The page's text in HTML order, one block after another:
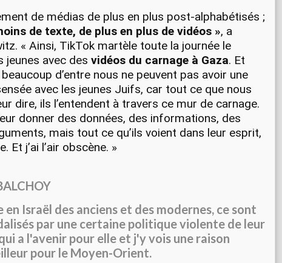
de médias de plus en plus post-alphabétisés ;
de texte, de plus en plus de vidéos », a
« Ainsi, TikTok martèle toute la journée le
jeunes avec des vidéos du carnage à Gaza. Et
d’entre nous ne peuvent pas avoir une
avec les jeunes Juifs, car tout ce que nous
dire, ils l’entendent à travers ce mur de carnage.
donner des données, des informations, des
mais tout ce qu’ils voient dans leur esprit,
Et j’ai l’air obscène. »
Israël des anciens et des modernes, ce sont
par une certaine politique violente de leur
a l'avenir pour elle et j'y vois une raison
pour le Moyen-Orient.